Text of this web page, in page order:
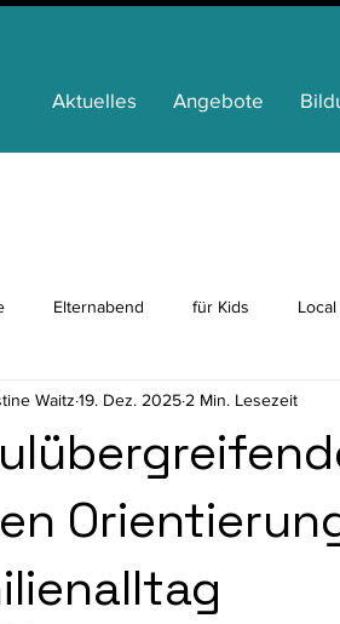
Aktuelles Angebote
Elternabend für Kids
FamilienApp Ganztag News
für Senioren
für Fachkräfte Kulturelle Bildung
Waitz 19. Dez. 2025 2 Min. Lesezeit